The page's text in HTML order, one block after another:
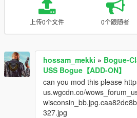
上传0个文件 0个跟随者
hossam_mekki » Bogue-
USS Bogue【ADD-ON】
can you mod this please
us.wgcdn.co/
327.jpg